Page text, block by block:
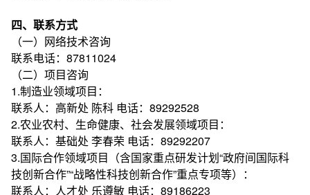
四、联系方式
（一）网络技术咨询
联系电话：87811024
（二）项目咨询
1.制造业领域项目：
联系人：高新处 陈科 电话：89292528
2.农业农村、生命健康、社会发展领域项目：
联系人：基础处 李春荣 电话：89292207
3.国际合作领域项目（含国家重点研发计划“政府间国际科
技创新合作”“战略性科技创新合作”重点专项等）：
联系人：人才处 乐遵敏 电话：89186223